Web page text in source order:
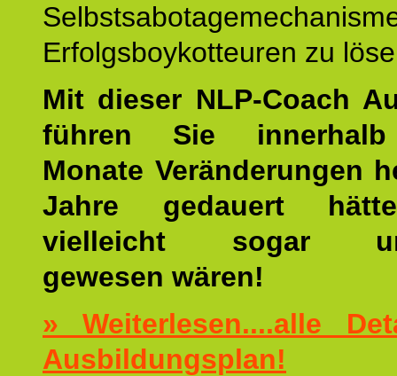
Erfolgsboykotteuren zu
Mit dieser NLP-Coach
führen Sie
Monate Veränderungen
Jahre gedauert
vielleicht sogar
gewesen wären!
» Weiterlesen....alle
Ausbildungsplan!